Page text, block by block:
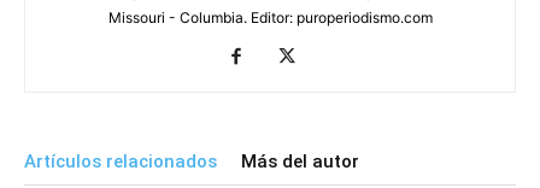
Missouri - Columbia. Editor: puroperiodismo.com
Artículos relacionados Más del autor